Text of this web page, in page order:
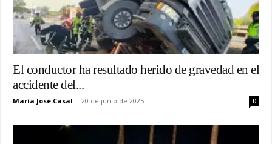
El conductor ha resultado herido de gravedad en el
accidente del...
María José Casal - 20 de junio de 2025 0